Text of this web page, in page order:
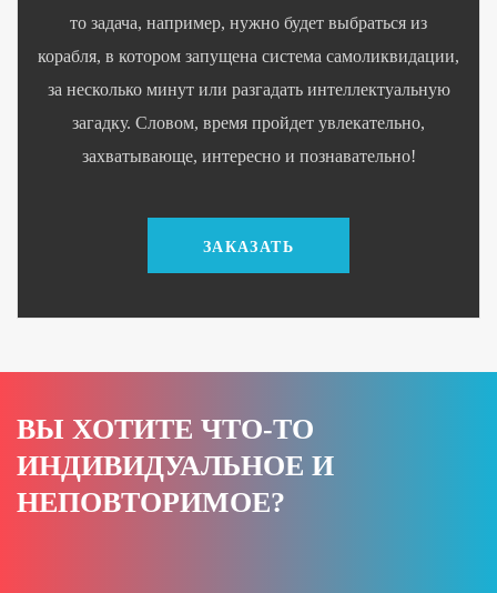
то задача, например, нужно будет выбраться из
корабля, в котором запущена система самоликвидации,
за несколько минут или разгадать интеллектуальную
загадку. Словом, время пройдет увлекательно,
захватывающе, интересно и познавательно!
ЗАКАЗАТЬ
ВЫ ХОТИТЕ ЧТО-ТО
ИНДИВИДУАЛЬНОЕ И
НЕПОВТОРИМОЕ?